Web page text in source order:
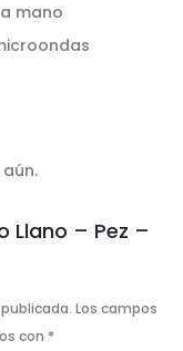
mano
Llano – Pez –
Los campos
con *